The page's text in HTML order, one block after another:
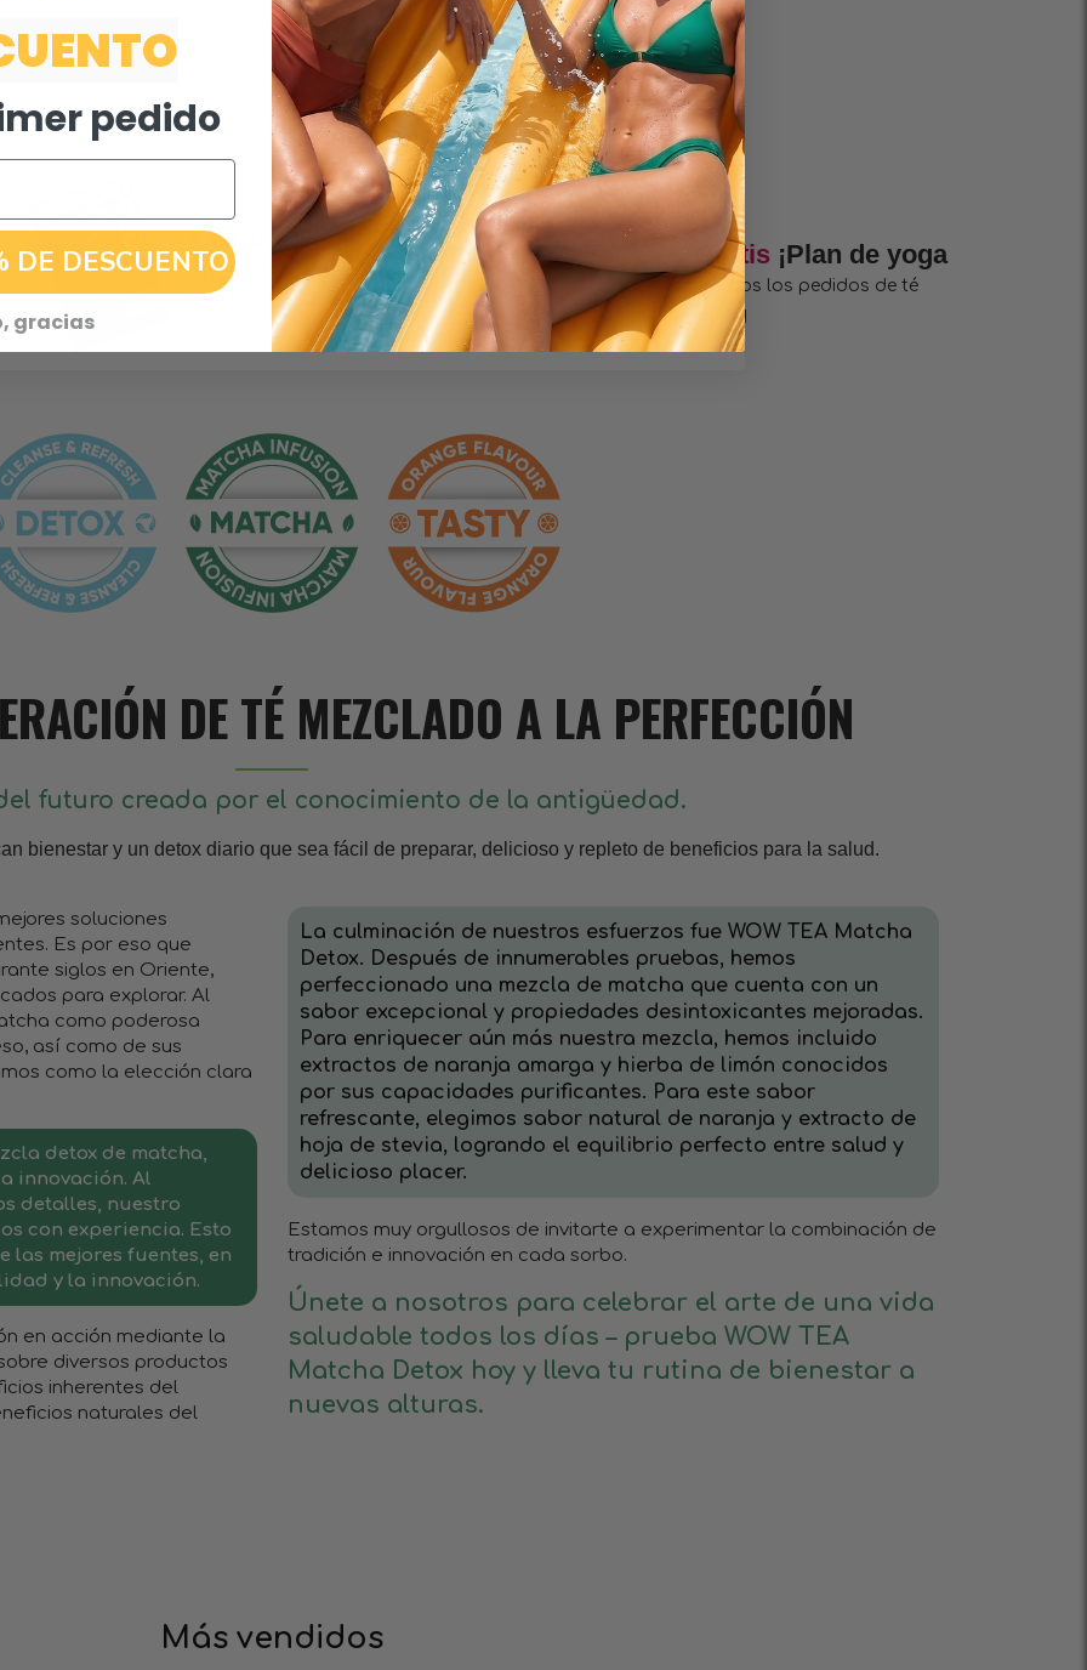
40€
+ GratisPlan de
ejercicios en casa
en casa en todos los pedidos
superiores a €40
+ Gratis ¡Plan de yoga
con todos los pedidos de té
Wellness!
DE TÉ MEZCLADO A LA PERFECCIÓN
futuro creada por el conocimiento de la antigüedad.
bienestar y un detox diario que sea fácil de preparar, delicioso y repleto de beneficios para la salud.
soluciones
Es por eso que
siglos en Oriente,
para explorar. Al
como poderosa
así como de sus
como la elección clara
detox de matcha,
innovación. Al
detalles, nuestro
con experiencia. Esto
las mejores fuentes, en
y la innovación.
en acción mediante la
diversos productos
inherentes del
naturales del
La culminación de nuestros esfuerzos fue WOW TEA Matcha
Detox. Después de innumerables pruebas, hemos
perfeccionado una mezcla de matcha que cuenta con un
sabor excepcional y propiedades desintoxicantes mejoradas.
Para enriquecer aún más nuestra mezcla, hemos incluido
extractos de naranja amarga y hierba de limón conocidos
por sus capacidades purificantes. Para este sabor
refrescante, elegimos sabor natural de naranja y extracto de
hoja de stevia, logrando el equilibrio perfecto entre salud y
delicioso placer.
Estamos muy orgullosos de invitarte a experimentar la combinación de
tradición e innovación en cada sorbo.
Únete a nosotros para celebrar el arte de una vida
saludable todos los días – prueba WOW TEA
Matcha Detox hoy y lleva tu rutina de bienestar a
nuevas alturas.
Más vendidos
pedido
DE DESCUENTO
gracias